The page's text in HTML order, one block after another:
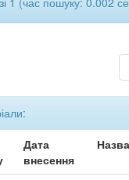
Дата
внесення
Назва